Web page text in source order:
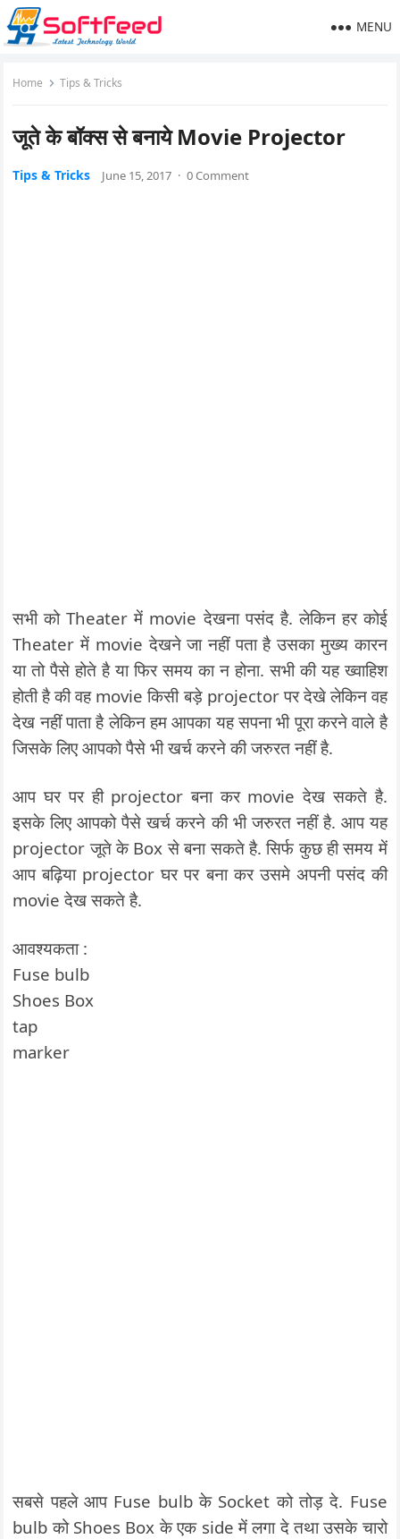
MENU
Home Tips & Tricks
जूते के बॉक्स से बनाये Movie Projector
Tips & Tricks June 15, 2017 · 0 Comment
सभी को Theater में movie देखना पसंद है. लेकिन हर कोई
Theater में movie देखने जा नहीं पता है उसका मुख्य कारन
या तो पैसे होते है या फिर समय का न होना. सभी की यह ख्वाहिश
होती है की वह movie किसी बड़े projector पर देखे लेकिन वह
देख नहीं पाता है लेकिन हम आपका यह सपना भी पूरा करने वाले है
जिसके लिए आपको पैसे भी खर्च करने की जरुरत नहीं है.
आप घर पर ही projector बना कर movie देख सकते है.
इसके लिए आपको पैसे खर्च करने की भी जरुरत नहीं है. आप यह
projector जूते के Box से बना सकते है. सिर्फ कुछ ही समय में
आप बढ़िया projector घर पर बना कर उसमे अपनी पसंद की
movie देख सकते है.
आवश्यकता :
Fuse bulb
Shoes Box
tap
marker
सबसे पहले आप Fuse bulb के Socket को तोड़ दे. Fuse
bulb को Shoes Box के एक side में लगा दे तथा उसके चारो